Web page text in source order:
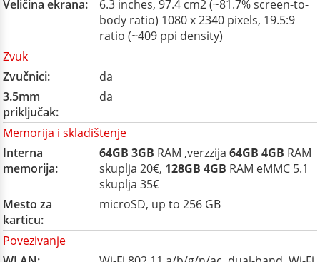
Veličina ekrana:
6.3 inches, 97.4 cm2 (~81.7% screen-to-
body ratio) 1080 x 2340 pixels, 19.5:9
ratio (~409 ppi density)
Zvuk
Zvučnici:
da
3.5mm
priključak:
da
Memorija i skladištenje
Interna
memorija:
64GB 3GB RAM ,verzzija 64GB 4GB RAM
skuplja 20€, 128GB 4GB RAM eMMC 5.1
skuplja 35€
Mesto za
karticu:
microSD, up to 256 GB
Povezivanje